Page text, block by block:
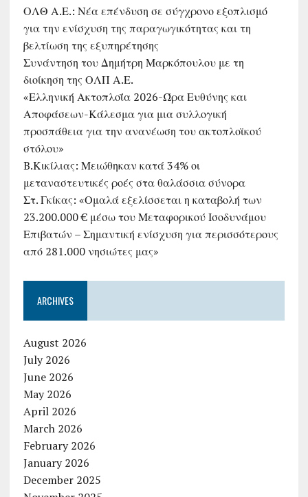
ΟΛΘ Α.Ε.: Νέα επένδυση σε σύγχρονο εξοπλισμό
για την ενίσχυση της παραγωγικότητας και τη
βελτίωση της εξυπηρέτησης
Συνάντηση του Δημήτρη Μαρκόπουλου με τη
διοίκηση της ΟΛΠ Α.Ε.
«Ελληνική Ακτοπλοΐα 2026-Ώρα Ευθύνης και
Αποφάσεων-Κάλεσμα για μια συλλογική
προσπάθεια για την ανανέωση του ακτοπλοϊκού
στόλου»
B.Κικίλιας: Μειώθηκαν κατά 34% οι
μεταναστευτικές ροές στα θαλάσσια σύνορα
Στ. Γκίκας: «Ομαλά εξελίσσεται η καταβολή των
23.200.000 € μέσω του Μεταφορικού Ισοδυνάμου
Επιβατών – Σημαντική ενίσχυση για περισσότερους
από 281.000 νησιώτες μας»
ARCHIVES
August 2026
July 2026
June 2026
May 2026
April 2026
March 2026
February 2026
January 2026
December 2025